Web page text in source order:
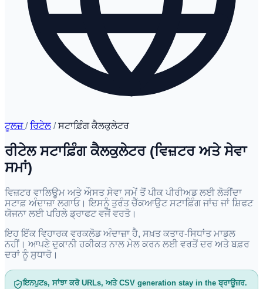
ਟੂਲਜ਼/ ਰਿਟੇਲ / ਸਟਾਫ਼ਿੰਗ ਕੈਲਕੁਲੇਟਰ
ਰੀਟੇਲ ਸਟਾਫ਼ਿੰਗ ਕੈਲਕੁਲੇਟਰ (ਵਿਜ਼ਟਰ ਅਤੇ ਸੇਵਾ
ਸਮਾਂ)
ਵਿਜ਼ਟਰ ਵਾਲਿਊਮ ਅਤੇ ਔਸਤ ਸੇਵਾ ਸਮੇਂ ਤੋਂ ਪੀਕ ਪੀਰੀਅਡ ਲਈ ਲੋੜੀਂਦਾ
ਸਟਾਫ਼ ਅੰਦਾਜ਼ਾ ਲਗਾਓ। ਇਸਨੂੰ ਤੁਰੰਤ ਚੈੱਕਆਉਟ ਸਟਾਫ਼ਿੰਗ ਜਾਂਚ ਜਾਂ ਸ਼ਿਫਟ
ਯੋਜਨਾ ਲਈ ਪਹਿਲੇ ਡ੍ਰਾਫਟ ਵਜੋਂ ਵਰਤੋ।
ਇਹ ਇੱਕ ਵਿਹਾਰਕ ਵਰਕਲੋਡ ਅੰਦਾਜ਼ਾ ਹੈ, ਸਖ਼ਤ ਕਤਾਰ-ਸਿਧਾਂਤ ਮਾਡਲ
ਨਹੀਂ। ਆਪਣੇ ਦੁਕਾਨੀ ਹਕੀਕਤ ਨਾਲ ਮੇਲ ਕਰਨ ਲਈ ਵਰਤੋਂ ਦਰ ਅਤੇ ਬਫ਼ਰ
ਦਰਾਂ ਨੂੰ ਸੁਧਾਰੋ।
ਇਨਪੁਟs, ਸਾਂਝਾ ਕਰੋ URLs, ਅਤੇ CSV generation stay in the ਬ੍ਰਾਊਜ਼ਰ.